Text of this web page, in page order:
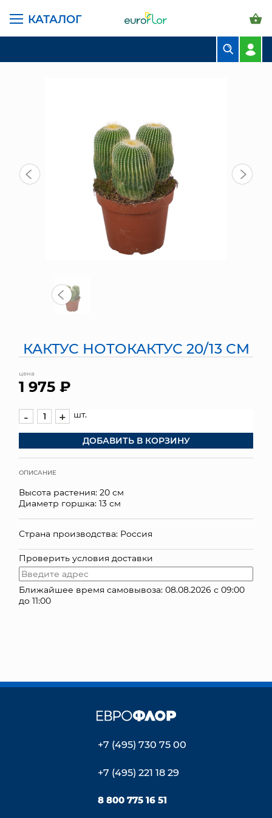
КАТАЛОГ
СВАДЕБНАЯ ФЛОРИСТИКА
КОМНАТНЫЕ РАСТЕНИЯ
ГОРШКИ И КАШПО
ГРУНТЫ И УДОБРЕНИЯ
ПРЕДМЕТЫ ИНТЕРЬЕРА
ЯЩИКИ
ПОДАРОЧНЫЕ КАРТЫ
ОПТОВЫМ КЛИЕНТАМ
ДОСТАВКА И ОПЛАТА
КОНТАКТЫ
ГЛАВНАЯ СТРАНИЦА КАТАЛОГ
КОМНАТНЫЕ РАСТЕНИЯ
КАКТУС НОТОКАКТУС 20/13 СМ
цена
1 975 ₽
- + шт.
ДОБАВИТЬ В КОРЗИНУ
ОПИСАНИЕ
Высота растения: 20 см
Диаметр горшка: 13 см
Страна производства: Россия
Проверить условия доставки
Ближайшее время самовывоза: 08.08.2026 с 09:00
до 11:00
+7 (495) 730 75 00
+7 (495) 221 18 29
8 800 775 16 51